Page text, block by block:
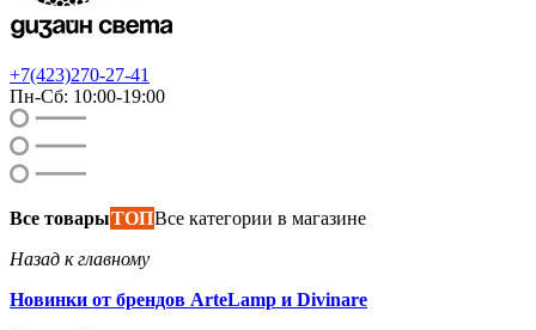
+7(423)270-27-41
Пн-Сб: 10:00-19:00
Все товарыТОПВсе категории в магазине
Назад к главному
Новинки от брендов ArteLamp и Divinare